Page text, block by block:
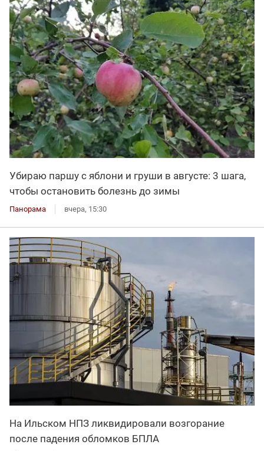
Убираю паршу с яблони и груши в августе: 3 шага,
чтобы остановить болезнь до зимы
Панорама вчера, 15:30
На Ильском НПЗ ликвидировали возгорание
после падения обломков БПЛА